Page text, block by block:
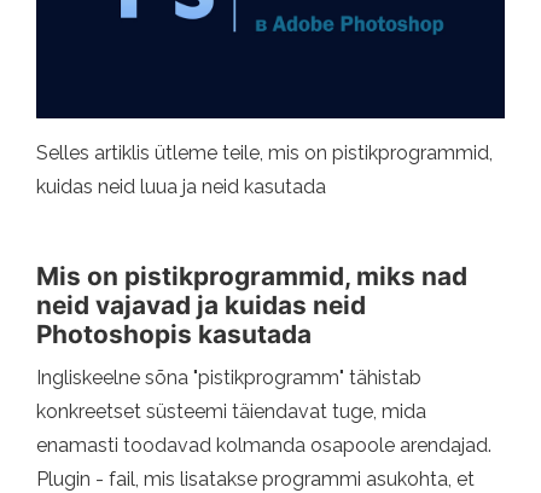
Selles artiklis ütleme teile, mis on pistikprogrammid,
kuidas neid luua ja neid kasutada
Mis on pistikprogrammid, miks nad
neid vajavad ja kuidas neid
Photoshopis kasutada
Ingliskeelne sõna "pistikprogramm" tähistab
konkreetset süsteemi täiendavat tuge, mida
enamasti toodavad kolmanda osapoole arendajad.
Plugin - fail, mis lisatakse programmi asukohta, et